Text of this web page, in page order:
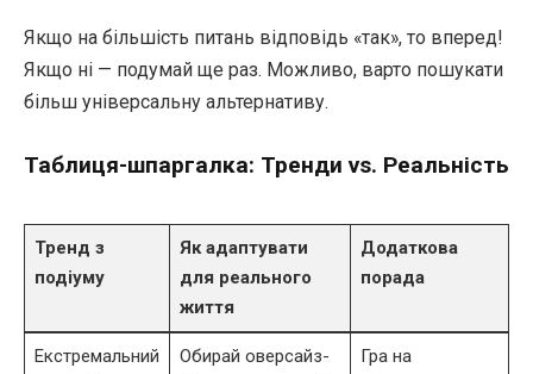
Якщо на більшість питань відповідь «так», то вперед!
Якщо ні — подумай ще раз. Можливо, варто пошукати
більш універсальну альтернативу.
Таблиця-шпаргалка: Тренди vs. Реальність
Тренд з
подіуму
Як адаптувати
для реального
життя
Додаткова
порада
Екстремальний
Обирай оверсайз-
Гра на